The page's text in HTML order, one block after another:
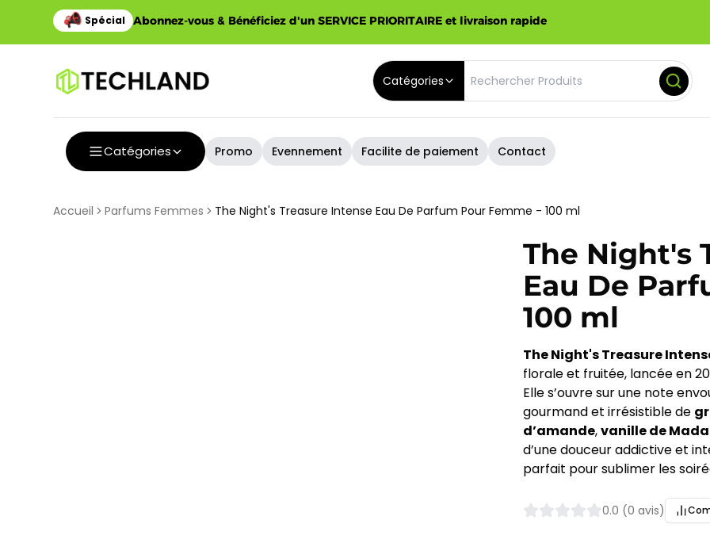
Abonnez-vous & Bénéficiez d'un SERVICE PRIORITAIRE et livraison rapide
Catégories
Catégories Promo Evennement Facilite de paiement Contact
Accueil Parfums Femmes The Night's Treasure Intense Eau De Parfum Pour Femme - 100 ml
The Night's
Eau De
100 ml
The Night's Treasure
florale et fruitée, lancée en
Elle s’ouvre sur une note
gourmand et irrésistible de
d’amande,vanille de
d’une douceur addictive et
parfait pour sublimer les
0.0 (0 avis)